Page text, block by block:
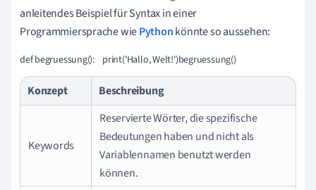
anleitendes Beispiel für Syntax in einer
Programmiersprache wiePythonkönnte so aussehen:
def begruessung():    print('Hallo, Welt!')begruessung()
Konzept Beschreibung
Keywords
Reservierte Wörter, die spezifische
Bedeutungen haben und nicht als
Variablennamen benutzt werden
können.